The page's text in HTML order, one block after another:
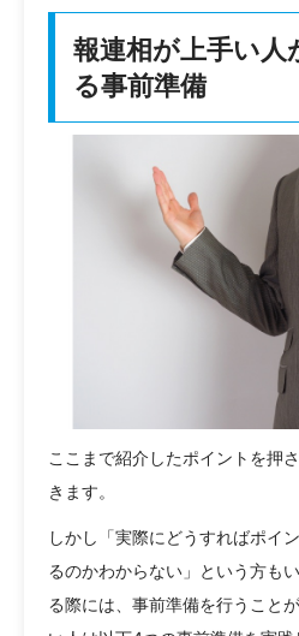
報連相が上手い人
る事前準備
ここまで紹介したポイントを押
きます。
しかし「実際にどうすればポイ
るのかわからない」という方も
る際には、事前準備を行うこと